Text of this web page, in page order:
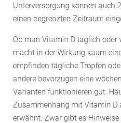
Unterversorgung können auch
einen begrenzten Zeitraum
Ob man Vitamin D täglich
macht in der Wirkung kaum
empfinden tägliche Tropfen
andere bevorzugen eine
Varianten funktionieren gut.
Zusammenhang mit Vitamin D
erwähnt. Zwar gibt es